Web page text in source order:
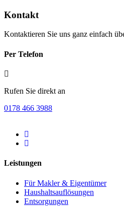
Kontakt
Kontaktieren Sie uns ganz einfach
Per Telefon
Rufen Sie direkt an
0178 466 3988
Leistungen
Für Makler & Eigentümer
Haushaltsauflösungen
Entsorgungen